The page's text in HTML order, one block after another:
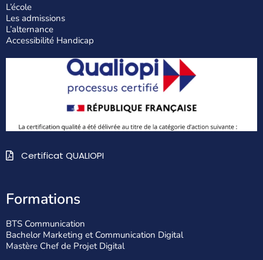
L’école
Les admissions
L’alternance
Accessibilité Handicap
Certificat QUALIOPI
Formations
BTS Communication
Bachelor Marketing et Communication Digital
Mastère Chef de Projet Digital